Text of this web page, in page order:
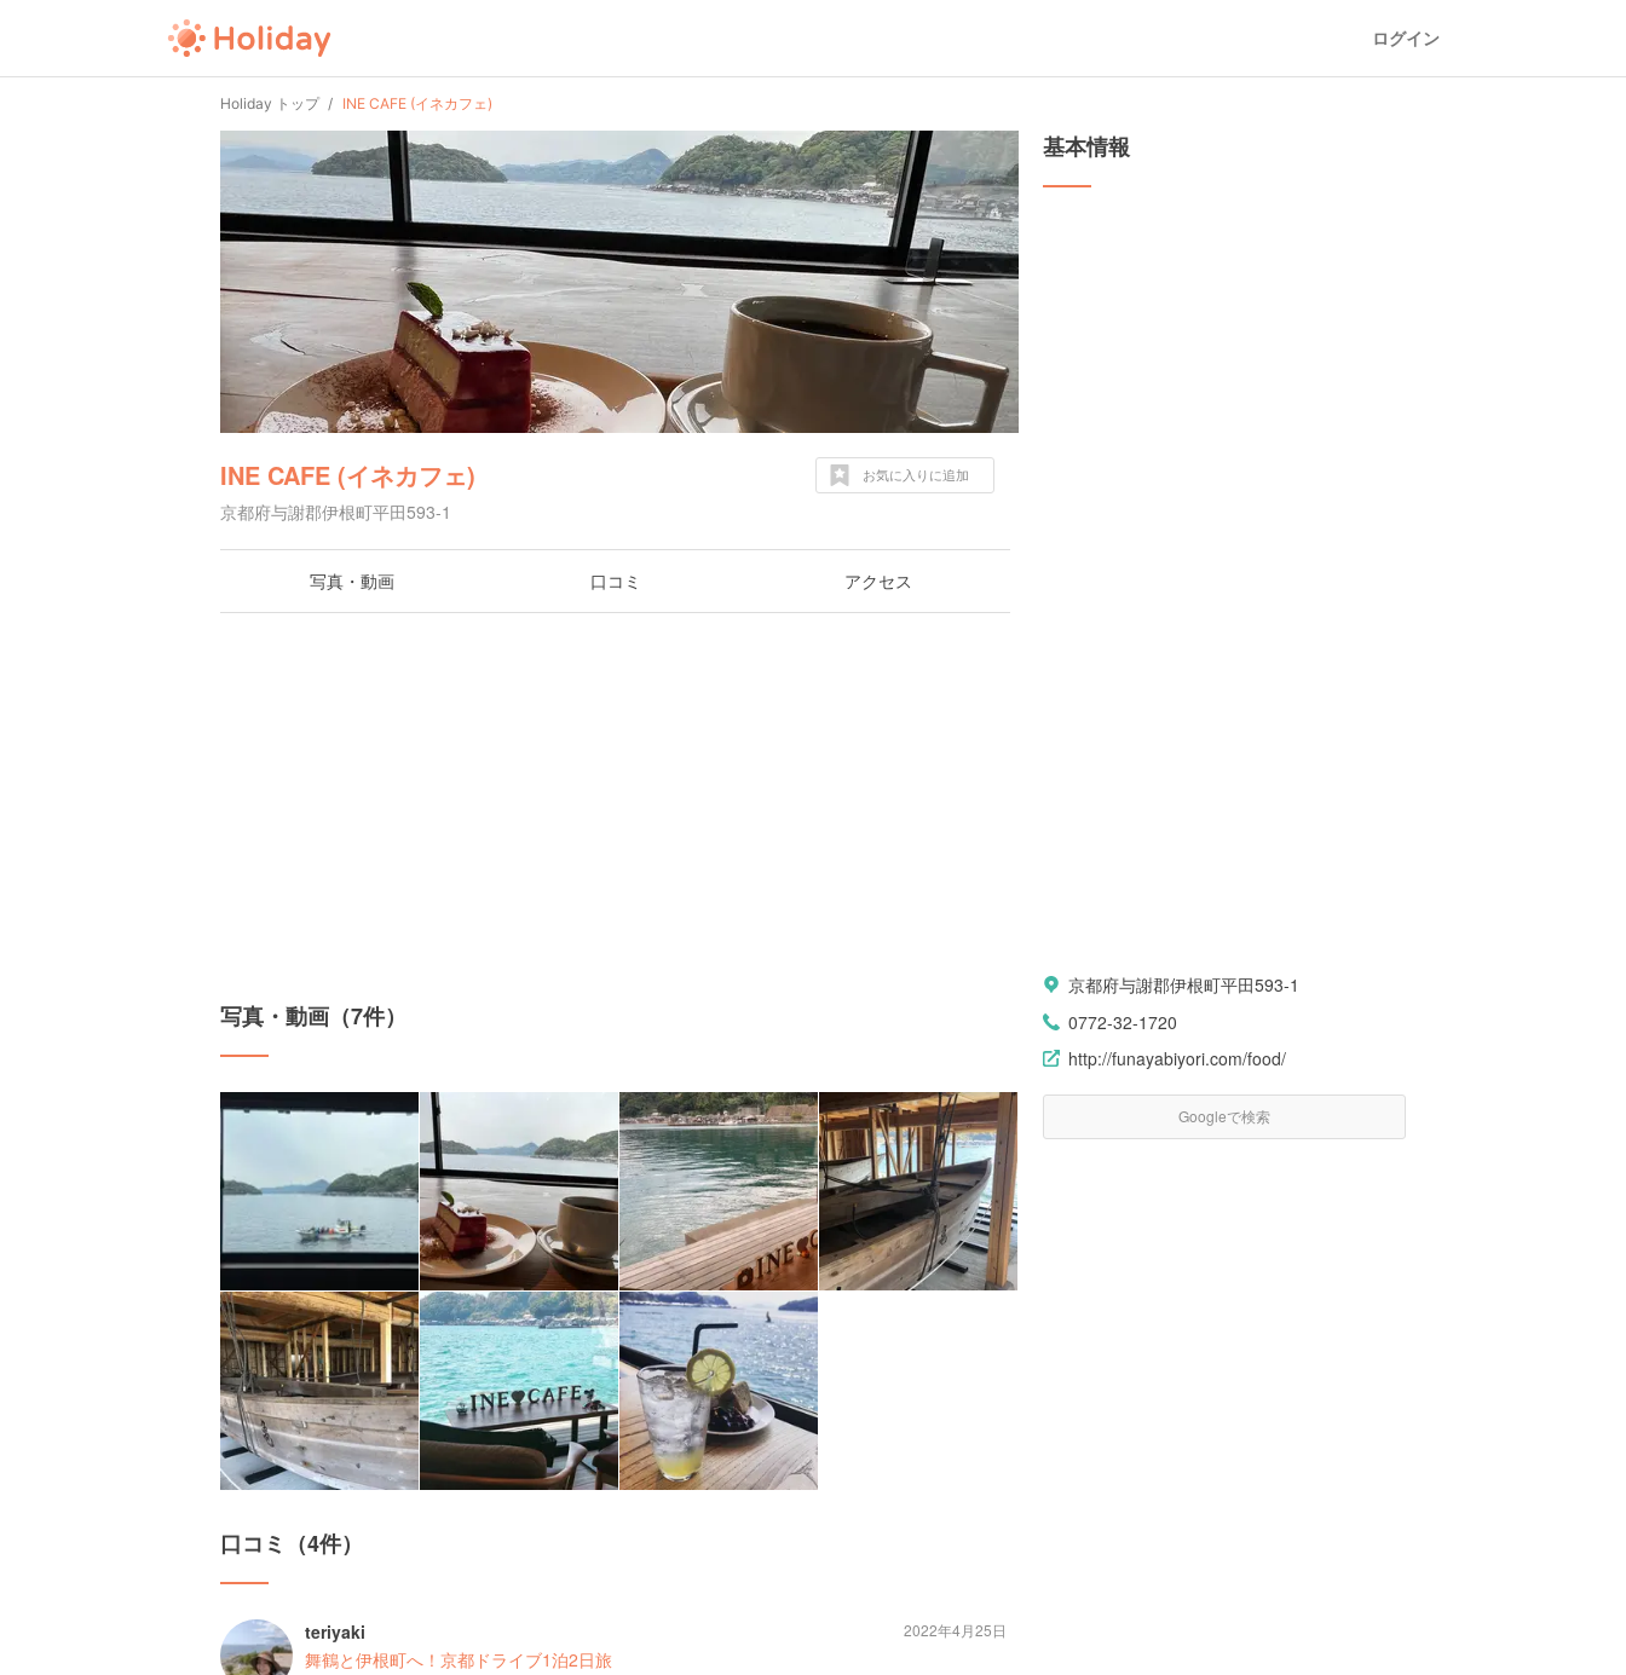
ログイン
Holiday トップ INE CAFE (イネカフェ)
INE CAFE (イネカフェ)
京都府与謝郡伊根町平田593-1
お気に入りに追加
写真・動画 口コミ アクセス
写真・動画（7件）
口コミ（4件）
teriyaki
舞鶴と伊根町へ！京都ドライブ1泊2日旅
2022年4月25日
基本情報
京都府与謝郡伊根町平田593-1
0772-32-1720
http://funayabiyori.com/food/
Googleで検索